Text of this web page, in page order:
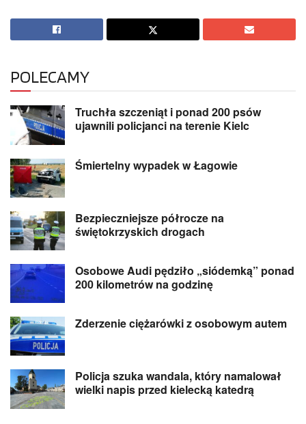
POLECAMY
Truchła szczeniąt i ponad 200 psów
ujawnili policjanci na terenie Kielc
Śmiertelny wypadek w Łagowie
Bezpieczniejsze półrocze na
świętokrzyskich drogach
Osobowe Audi pędziło „siódemką” ponad
200 kilometrów na godzinę
Zderzenie ciężarówki z osobowym autem
Policja szuka wandala, który namalował
wielki napis przed kielecką katedrą